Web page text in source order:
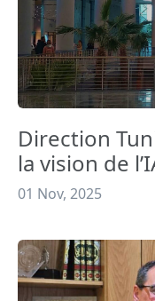
Direction
la vision de
01 Nov, 2025